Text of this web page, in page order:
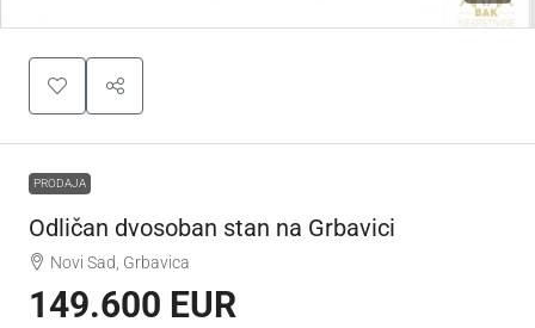
PRODAJA
Odličan dvosoban stan na Grbavici
Novi Sad, Grbavica
149.600 EUR